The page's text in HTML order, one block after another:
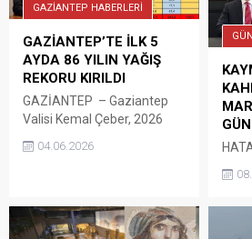
GAZİANTEP HABERLERİ
GAZİANTEP’TE İLK 5
AYDA 86 YILIN YAĞIŞ
REKORU KIRILDI
GAZİANTEP – Gaziantep
Valisi Kemal Çeber, 2026
metrekareye 733,7 kilogram
kaydedilen en yüksek ilk 5
aylık yağış miktarı olduğunu
04.06.2026